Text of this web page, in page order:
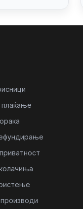
плаќање
производи